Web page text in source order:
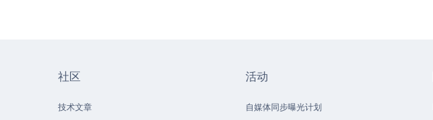
社区
技术文章
活动
自媒体同步曝光计划